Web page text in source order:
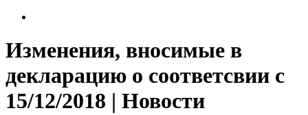
Изменения, вносимые в
декларацию о соответсвии с
15/12/2018 | Новости